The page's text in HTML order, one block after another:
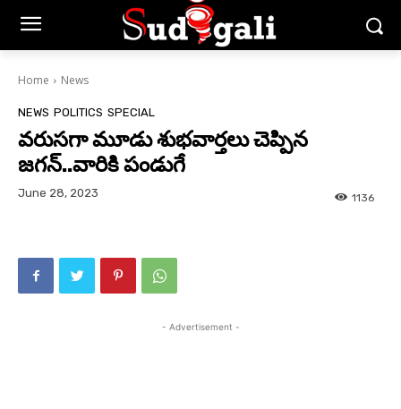
Home News
NEWS POLITICS SPECIAL
వరుసగా మూడు శుభవార్తలు చెప్పిన
జగన్..వారికి పండుగే
June 28, 2023 1136
- Advertisement -